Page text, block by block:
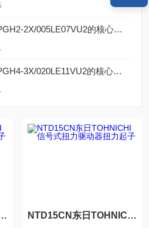
德国力士乐内齿轮泵PGH2-2X/005LE07VU2的核心特点
德国力士乐内齿轮泵PGH4-3X/020LE11VU2的核心技术
信号式扭力驱动器扭力起子 NTD15CN东日TOHNICHI信号式扭力驱动器扭力起子